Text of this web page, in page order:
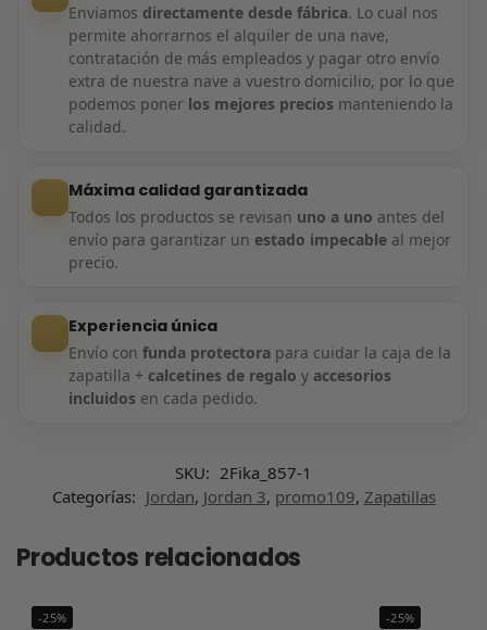
Enviamos directamente desde fábrica. Lo cual nos
permite ahorrarnos el alquiler de una nave,
contratación de más empleados y pagar otro envío
extra de nuestra nave a vuestro domicilio, por lo que
podemos poner los mejores precios manteniendo la
calidad.
Máxima calidad garantizada
Todos los productos se revisan uno a uno antes del
envío para garantizar un estado impecableal mejor
precio.
Experiencia única
Envío con funda protectorapara cuidar la caja de la
zapatilla + calcetines de regalo y accesorios
incluidos en cada pedido.
SKU: 2Fika_857-1
Categorías: Jordan, Jordan 3, promo109, Zapatillas
Productos relacionados
-25% -25%